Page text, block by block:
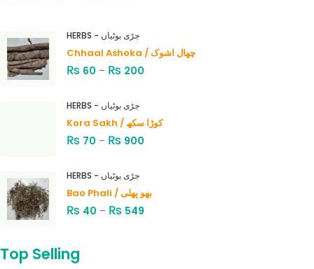
HERBS - جڑی بوٹیاں
Chhaal Ashoka / چھال اشوک
₨ 60 – ₨ 200
HERBS - جڑی بوٹیاں
Kora Sakh / کوڑا سکھ
₨ 70 – ₨ 900
HERBS - جڑی بوٹیاں
Bao Phali / بھو پھلی
₨ 40 – ₨ 549
Top Selling